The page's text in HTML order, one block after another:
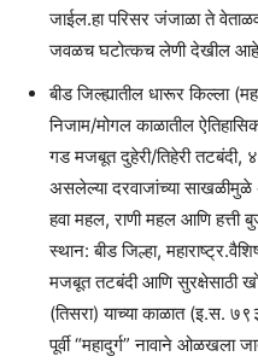
जाईल.हा परिसर जंजाळा ते
जवळच घटोत्कच लेणी देखील
बीड जिल्ह्यातील धारूर किल्ला
निजाम/मोगल काळातील
गड मजबूत दुहेरी/तिहेरी
असलेल्या दरवाजांच्या
हवा महल, राणी महल आणि
स्थान: बीड जिल्हा,
मजबूत तटबंदी आणि सुरक्षेसाठी
(तिसरा) याच्या काळात (इ.स.
पूर्वी “महादुर्ग” नावाने